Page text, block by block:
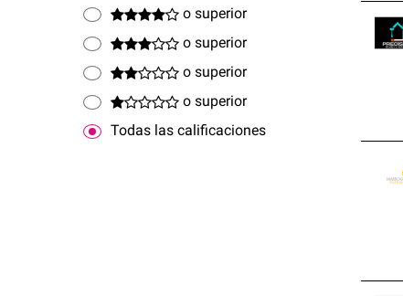
o superior
o superior
o superior
o superior
Todas las calificaciones